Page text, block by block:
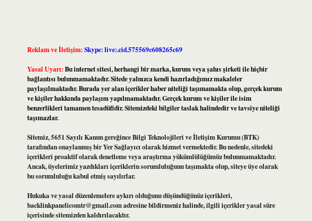
Reklam ve İletişim:Skype: live:.cid.575569c608265c69
Yasal Uyarı:Bu internet sitesi, herhangi bir marka, kurum veya şahıs şirketi ile hiçbir
bağlantısı bulunmamaktadır. Sitede yalnızca kendi hazırladığımız makaleler
paylaşılmaktadır. Burada yer alan içerikler haber niteliği taşımamakta olup, gerçek kurum
ve kişiler hakkında paylaşım yapılmamaktadır. Gerçek kurum ve kişiler ile isim
benzerlikleri tamamen tesadüfidir. Sitemizdeki bilgiler taslak halindedir ve tavsiye niteliği
taşımazlar.
Sitemiz, 5651 Sayılı Kanun gereğince Bilgi Teknolojileri ve İletişim Kurumu (BTK)
tarafından onaylanmış bir Yer Sağlayıcı olarak hizmet vermektedir. Bu nedenle, sitedeki
içerikleri proaktif olarak denetleme veya araştırma yükümlülüğümüz bulunmamaktadır.
Ancak, üyelerimiz yazdıkları içeriklerin sorumluluğunu taşımakta olup, siteye üye olarak
bu sorumluluğu kabul etmiş sayılırlar.
Hukuka ve yasal düzenlemelere aykırı olduğunu düşündüğünüz içerikleri,
backlinkpanelicomtr@gmail.comadresine bildirmeniz halinde, ilgili içerikler yasal süre
içerisinde sitemizden kaldırılacaktır.